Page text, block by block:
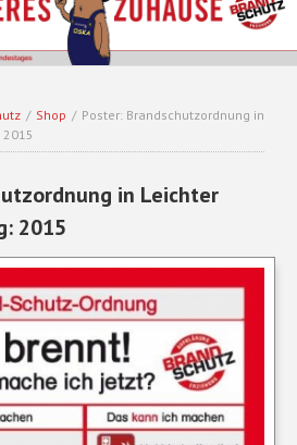
/ Shop / Poster: Brandschutzordnung in
2015
in Leichter
2015